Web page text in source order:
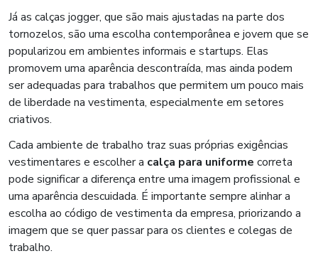
Já as calças jogger, que são mais ajustadas na parte dos
tornozelos, são uma escolha contemporânea e jovem que se
popularizou em ambientes informais e startups. Elas
promovem uma aparência descontraída, mas ainda podem
ser adequadas para trabalhos que permitem um pouco mais
de liberdade na vestimenta, especialmente em setores
criativos.
Cada ambiente de trabalho traz suas próprias exigências
vestimentares e escolher a calça para uniforme correta
pode significar a diferença entre uma imagem profissional e
uma aparência descuidada. É importante sempre alinhar a
escolha ao código de vestimenta da empresa, priorizando a
imagem que se quer passar para os clientes e colegas de
trabalho.